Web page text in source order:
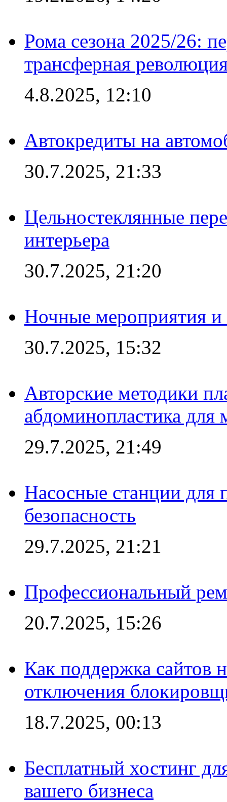
Рома сезона 2025/26:
трансферная
4.8.2025, 12:10
Автокредиты на
30.7.2025, 21:33
Цельностеклянные
интерьера
30.7.2025, 21:20
Ночные мероприятия и
30.7.2025, 15:32
Авторские методики
абдоминопластика для
29.7.2025, 21:49
Насосные станции для
безопасность
29.7.2025, 21:21
Профессиональный
20.7.2025, 15:26
Как поддержка сайтов
отключения
18.7.2025, 00:13
Бесплатный хостинг
вашего бизнеса